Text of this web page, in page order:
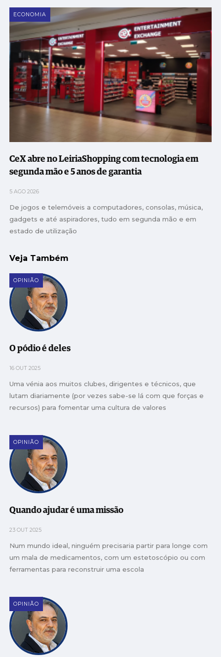
ECONOMIA
CeX abre no LeiriaShopping com tecnologia em
segunda mão e 5 anos de garantia
5 AGO 2026
De jogos e telemóveis a computadores, consolas, música,
gadgets e até aspiradores, tudo em segunda mão e em
estado de utilização
Veja Também
OPINIÃO
O pódio é deles
16 OUT 2025
Uma vénia aos muitos clubes, dirigentes e técnicos, que
lutam diariamente (por vezes sabe-se lá com que forças e
recursos) para fomentar uma cultura de valores
OPINIÃO
Quando ajudar é uma missão
23 OUT 2025
Num mundo ideal, ninguém precisaria partir para longe com
um mala de medicamentos, com um estetoscópio ou com
ferramentas para reconstruir uma escola
OPINIÃO